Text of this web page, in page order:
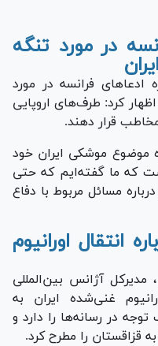
در مورد تنگه
ادعاهای فرانسه در مورد
کرد: طرف‌های اروپایی
قرار دهند.
موضوع موشکی ایران خود
که ما گفته‌ایم که حتی
مسائل مربوط با دفاع
انتقال اورانیوم
مدیرکل آژانس بین‌المللی
غنی‌شده ایران به
در رسانه‌ها را دارد و
قزاقستان را مطرح کرد.